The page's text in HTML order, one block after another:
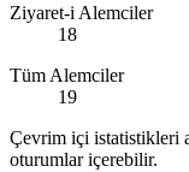
Ziyaret-i Alemciler
18
Tüm Alemciler
19
Çevrim içi istatistikleri
oturumlar içerebilir.